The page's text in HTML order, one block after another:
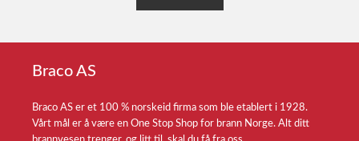
Braco AS
Braco AS er et 100 % norskeid firma som ble etablert i 1928.
Vårt mål er å være en One Stop Shop for brann Norge. Alt ditt